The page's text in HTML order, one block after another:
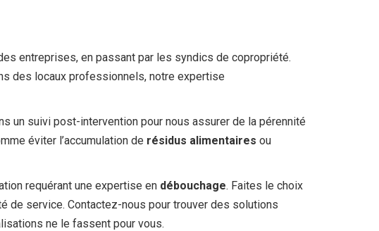
entreprises, en passant par les syndics de copropriété.
des locaux professionnels, notre expertise
un suivi post-intervention pour nous assurer de la pérennité
éviter l’accumulation de résidus alimentaires ou
requérant une expertise en débouchage. Faites le choix
de service. Contactez-nous pour trouver des solutions
ne le fassent pour vous.